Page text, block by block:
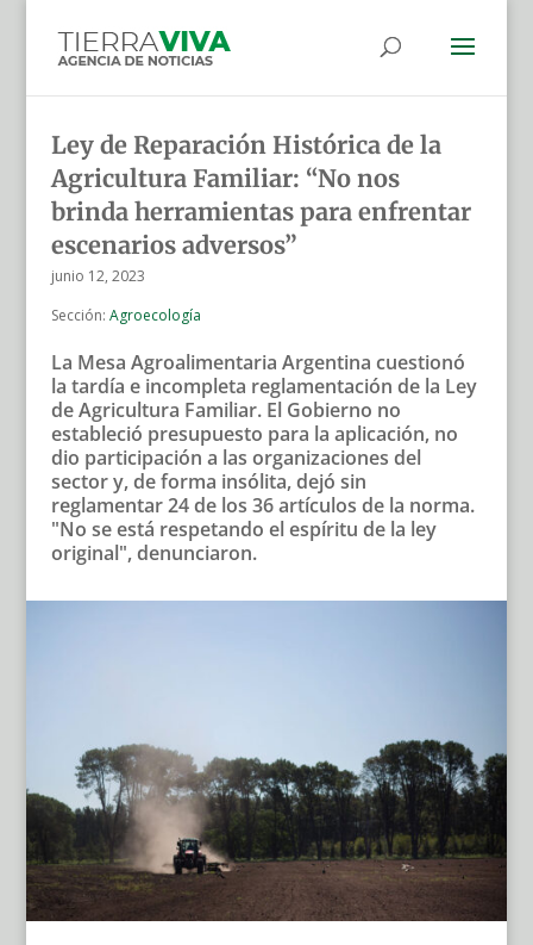
Ley de Reparación Histórica de la
Agricultura Familiar: “No nos
brinda herramientas para enfrentar
escenarios adversos”
junio 12, 2023
Sección: Agroecología
La Mesa Agroalimentaria Argentina cuestionó
la tardía e incompleta reglamentación de la Ley
de Agricultura Familiar. El Gobierno no
estableció presupuesto para la aplicación, no
dio participación a las organizaciones del
sector y, de forma insólita, dejó sin
reglamentar 24 de los 36 artículos de la norma.
"No se está respetando el espíritu de la ley
original", denunciaron.